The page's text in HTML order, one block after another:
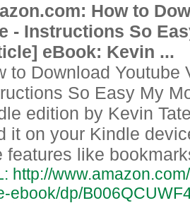
How to
- Instructions So
eBook: Kevin ...
to Download Youtube
So Easy My
edition by Kevin
it on your Kindle
features like
http://
ebook/dp/